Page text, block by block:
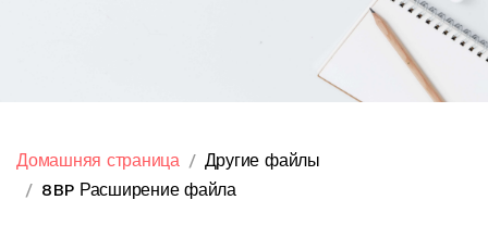
Домашняя страница
Другие файлы
8BP Расширение файла